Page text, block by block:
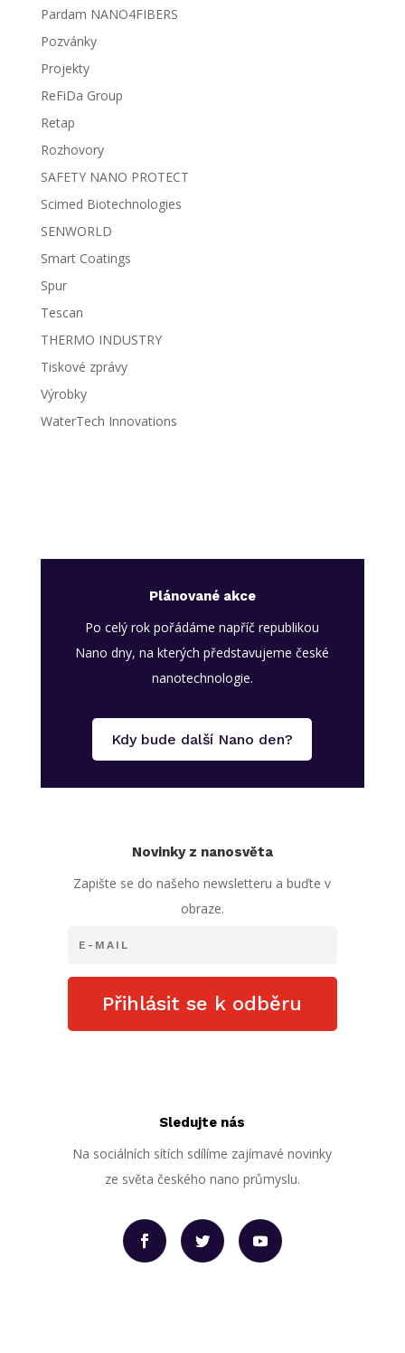
Pardam NANO4FIBERS
Pozvánky
Projekty
ReFiDa Group
Retap
Rozhovory
SAFETY NANO PROTECT
Scimed Biotechnologies
SENWORLD
Smart Coatings
Spur
Tescan
THERMO INDUSTRY
Tiskové zprávy
Výrobky
WaterTech Innovations
Plánované akce
Po celý rok pořádáme napříč republikou
Nano dny, na kterých představujeme české
nanotechnologie.
Kdy bude další Nano den?
Novinky z nanosvěta
Zapište se do našeho newsletteru a buďte v
obraze.
Přihlásit se k odběru
Sledujte nás
Na sociálních sítích sdílíme zajímavé novinky
ze světa českého nano průmyslu.